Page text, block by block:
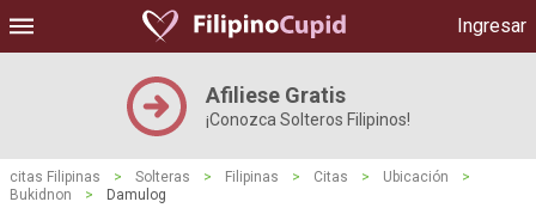
Ingresar
Afiliese Gratis
¡Conozca Solteros Filipinos!
citas Filipinas > Solteras > Filipinas > Citas > Ubicación
>
Bukidnon
> Damulog